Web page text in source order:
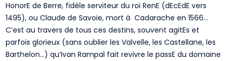
HonorE de Berre, fidèle serviteur du roi RenE (dEcEdE vers
1495), ou Claude de Savoie, mort à Cadarache en 1566…
C’est au travers de tous ces destins, souvent agitEs et
parfois glorieux (sans oublier les Valvelle, les Castellane, les
Barthelon…) qu’Ivan Rampal fait revivre le passE du domaine